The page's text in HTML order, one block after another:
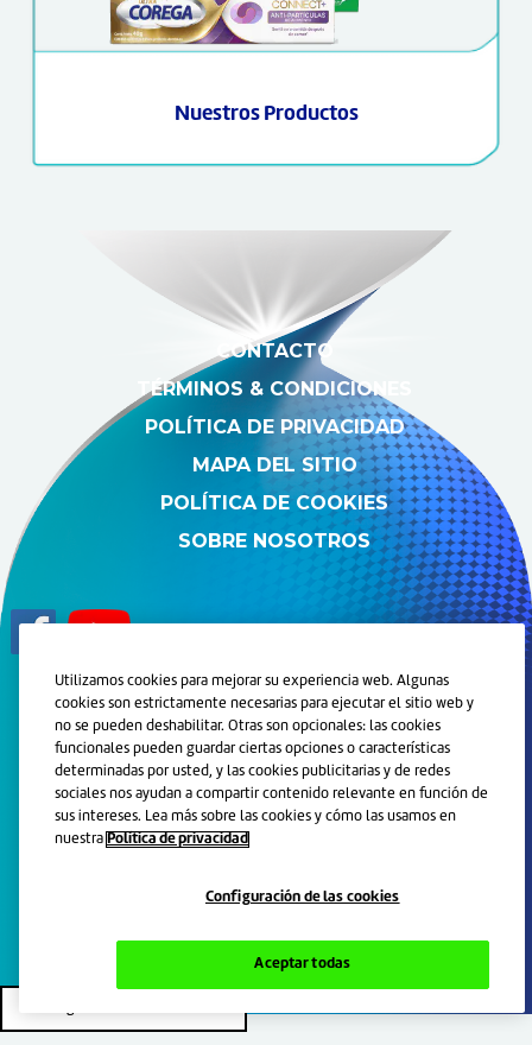
Nuestros Productos
CONTACTO
TÉRMINOS & CONDICIONES
POLÍTICA DE PRIVACIDAD
MAPA DEL SITIO
POLÍTICA DE COOKIES
SOBRE NOSOTROS
© 2024 Grupo de Compañías de Haleon. Todos los derechos
reservados.
Marcas registradas son propiedad o licenciadas por Haleon.
Este sitio está orientado a personas físicas residentes en
Argentina.
gratuitamente al 0800-888-606.
Utilizamos cookies para mejorar su experiencia web. Algunas
cookies son estrictamente necesarias para ejecutar el sitio web y
no se pueden deshabilitar. Otras son opcionales: las cookies
funcionales pueden guardar ciertas opciones o características
determinadas por usted, y las cookies publicitarias y de redes
sociales nos ayudan a compartir contenido relevante en función de
sus intereses. Lea más sobre las cookies y cómo las usamos en
nuestra Política de privacidad
Configuración de las cookies
Aceptar todas